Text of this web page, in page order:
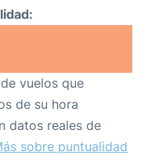
vuelos que
de su hora
datos reales de
sobre puntualidad